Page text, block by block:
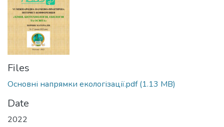
Files
Основні напрямки екологізації.pdf(1.13 MB)
Date
2022